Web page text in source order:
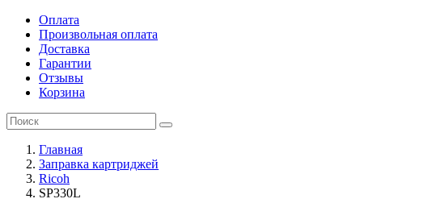
Оплата
Произвольная оплата
Доставка
Гарантии
Отзывы
Корзина
Главная
Заправка картриджей
Ricoh
SP330L